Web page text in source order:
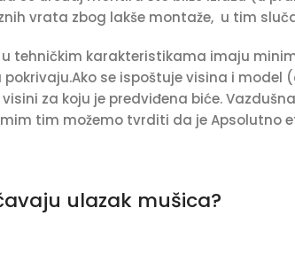
vrata zbog lakše montaže, u tim
u tehničkim karakteristikama imaju
se ispoštuje visina i
za koju je predviđena biće.
tim možemo tvrditi da je Apsolutno
ulazak mušica?